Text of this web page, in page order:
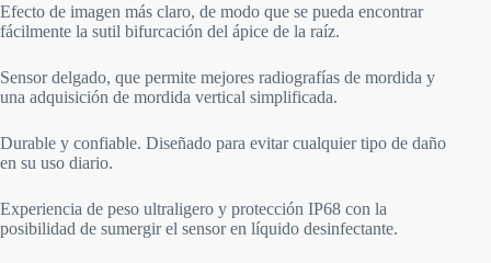
hasta
$ 2.264.940,60
Efecto de imagen más claro, de modo que se pueda encontrar
fácilmente la sutil bifurcación del ápice de la raíz.
Sensor delgado, que permite mejores radiografías de mordida y
una adquisición de mordida vertical simplificada.
Durable y confiable. Diseñado para evitar cualquier tipo de daño
en su uso diario.
Experiencia de peso ultraligero y protección IP68 con la
posibilidad de sumergir el sensor en líquido desinfectante.